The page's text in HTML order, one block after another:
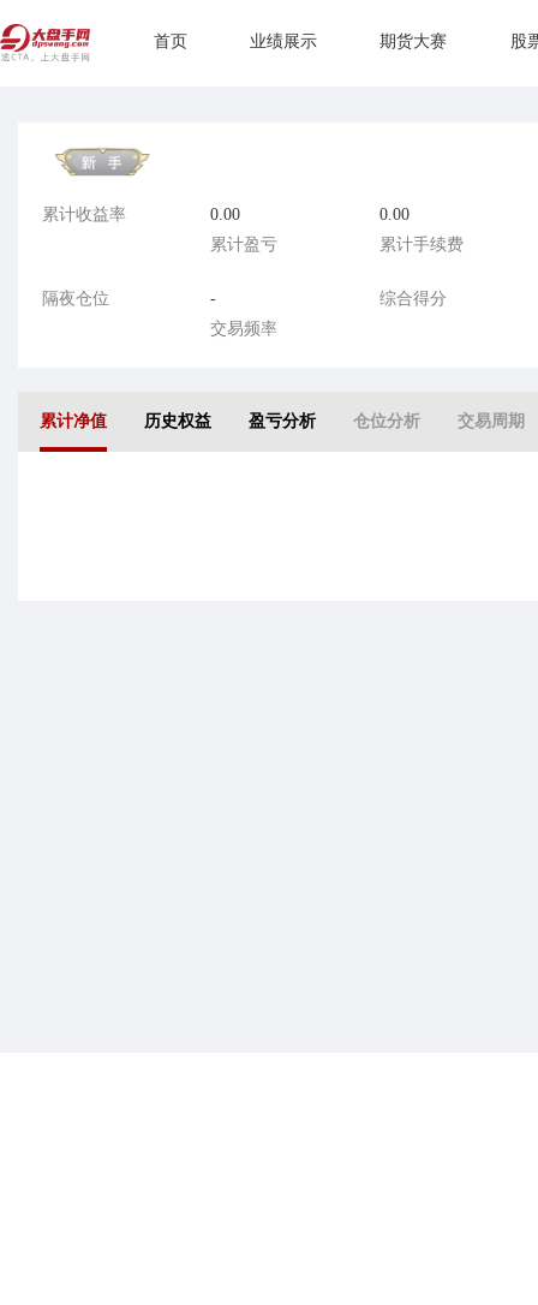
首页 业绩展示 期货大赛 股
累计收益率
0.00
累计盈亏
0.00
累计手续费
隔夜仓位
-
交易频率
综合得分
累计净值 历史权益 盈亏分析 仓位分析 交易周期